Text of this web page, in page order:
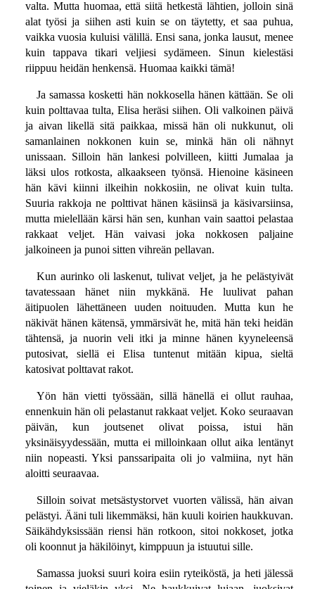
valta. Mutta huomaa, että siitä hetkestä lähtien, jolloin sinä
alat työsi ja siihen asti kuin se on täytetty, et saa puhua,
vaikka vuosia kuluisi välillä. Ensi sana, jonka lausut, menee
kuin tappava tikari veljiesi sydämeen. Sinun kielestäsi
riippuu heidän henkensä. Huomaa kaikki tämä!
Ja samassa kosketti hän nokkosella hänen kättään. Se oli
kuin polttavaa tulta, Elisa heräsi siihen. Oli valkoinen päivä
ja aivan likellä sitä paikkaa, missä hän oli nukkunut, oli
samanlainen nokkonen kuin se, minkä hän oli nähnyt
unissaan. Silloin hän lankesi polvilleen, kiitti Jumalaa ja
läksi ulos rotkosta, alkaakseen työnsä. Hienoine käsineen
hän kävi kiinni ilkeihin nokkosiin, ne olivat kuin tulta.
Suuria rakkoja ne polttivat hänen käsiinsä ja käsivarsiinsa,
mutta mielellään kärsi hän sen, kunhan vain saattoi pelastaa
rakkaat veljet. Hän vaivasi joka nokkosen paljaine
jalkoineen ja punoi sitten vihreän pellavan.
Kun aurinko oli laskenut, tulivat veljet, ja he pelästyivät
tavatessaan hänet niin mykkänä. He luulivat pahan
äitipuolen lähettäneen uuden noituuden. Mutta kun he
näkivät hänen kätensä, ymmärsivät he, mitä hän teki heidän
tähtensä, ja nuorin veli itki ja minne hänen kyyneleensä
putosivat, siellä ei Elisa tuntenut mitään kipua, sieltä
katosivat polttavat rakot.
Yön hän vietti työssään, sillä hänellä ei ollut rauhaa,
ennenkuin hän oli pelastanut rakkaat veljet. Koko seuraavan
päivän, kun joutsenet olivat poissa, istui hän
yksinäisyydessään, mutta ei milloinkaan ollut aika lentänyt
niin nopeasti. Yksi panssaripaita oli jo valmiina, nyt hän
aloitti seuraavaa.
Silloin soivat metsästystorvet vuorten välissä, hän aivan
pelästyi. Ääni tuli likemmäksi, hän kuuli koirien haukkuvan.
Säikähdyksissään riensi hän rotkoon, sitoi nokkoset, jotka
oli koonnut ja häkilöinyt, kimppuun ja istuutui sille.
Samassa juoksi suuri koira esiin ryteiköstä, ja heti jälessä